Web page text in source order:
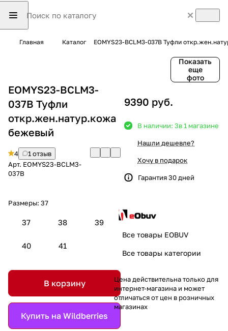
Главная Каталог EOMYS23-BCLM3-037B Туфли
Показать
еще
фото
EOMYS23-BCLM3-
037B Туфли
откр.жен.натур.кожа
бежевый
4
1 отзыв
Арт. EOMYS23-BCLM3-
037B
Размеры: 37
37 38 39
40 41
В корзину
Купить на Wildberries
9390 руб.
В наличии: 3в 1 магазине
Нашли дешевле?
Хочу в подарок
Гарантия 30 дней
Все товары EOBUV
Все товары категории
Цена действительна только для
интернет-магазина и может
отличаться от цен в розничных
магазинах